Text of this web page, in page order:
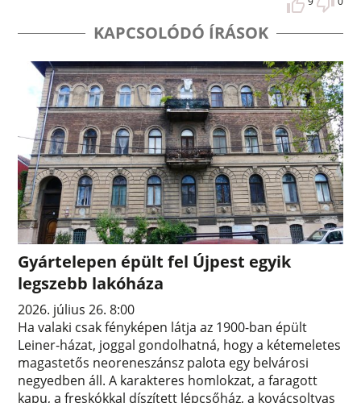
KAPCSOLÓDÓ ÍRÁSOK
Gyártelepen épült fel Újpest egyik
legszebb lakóháza
2026. július 26. 8:00
Ha valaki csak fényképen látja az 1900-ban épült
Leiner-házat, joggal gondolhatná, hogy a kétemeletes
magastetős neoreneszánsz palota egy belvárosi
negyedben áll. A karakteres homlokzat, a faragott
kapu, a freskókkal díszített lépcsőház, a kovácsoltvas